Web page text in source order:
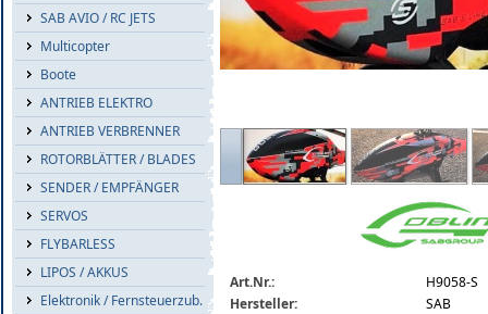
SAB AVIO / RC JETS
Multicopter
Boote
ANTRIEB ELEKTRO
ANTRIEB VERBRENNER
ROTORBLÄTTER / BLADES
SENDER / EMPFÄNGER
SERVOS
FLYBARLESS
LIPOS / AKKUS
Elektronik / Fernsteuerzub.
sab-goblin-yellow-red-havok-design-
Art.Nr.:
H9058-S
Hersteller:
SAB